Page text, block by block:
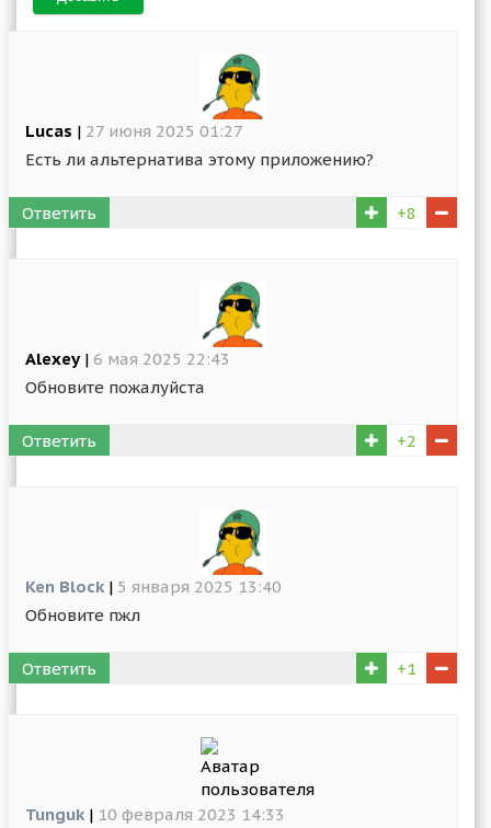
Lucas | 27 июня 2025 01:27
Есть ли альтернатива этому приложению?
Ответить +8
Alexey | 6 мая 2025 22:43
Обновите пожалуйста
Ответить +2
Ken Block | 5 января 2025 13:40
Обновите пжл
Ответить +1
Tunguk | 10 февраля 2023 14:33